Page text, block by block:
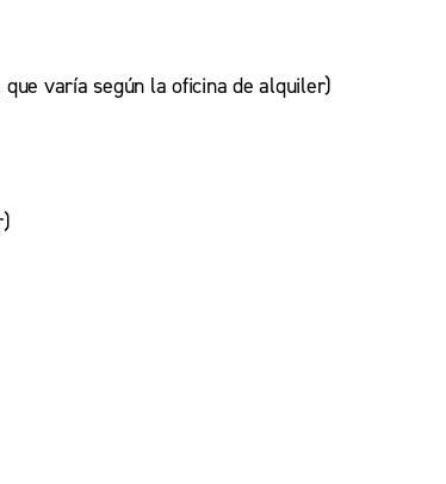
varía según la oficina de alquiler)